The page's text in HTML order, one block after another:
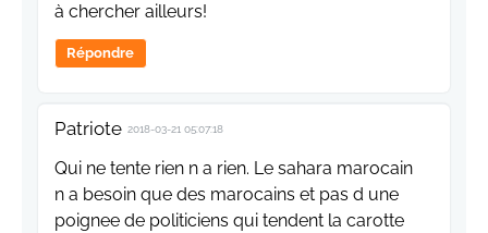
à chercher ailleurs!
Répondre
Patriote 2018-03-21 05:07:18
Qui ne tente rien n a rien. Le sahara marocain
n a besoin que des marocains et pas d une
poignee de politiciens qui tendent la carotte